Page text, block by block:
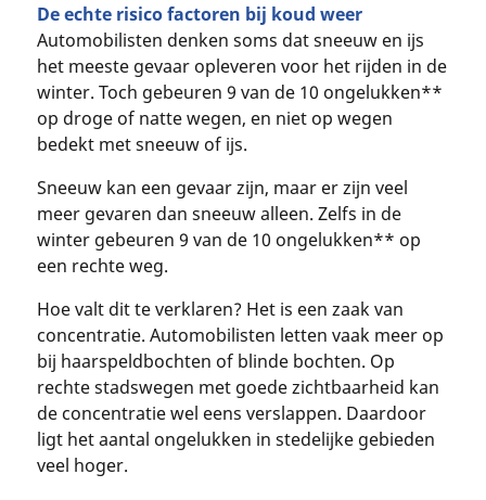
De echte risico factoren bij koud weer
Automobilisten denken soms dat sneeuw en ijs
het meeste gevaar opleveren voor het rijden in de
winter. Toch gebeuren 9 van de 10 ongelukken**
op droge of natte wegen, en niet op wegen
bedekt met sneeuw of ijs.
Sneeuw kan een gevaar zijn, maar er zijn veel
meer gevaren dan sneeuw alleen. Zelfs in de
winter gebeuren 9 van de 10 ongelukken** op
een rechte weg.
Hoe valt dit te verklaren? Het is een zaak van
concentratie. Automobilisten letten vaak meer op
bij haarspeldbochten of blinde bochten. Op
rechte stadswegen met goede zichtbaarheid kan
de concentratie wel eens verslappen. Daardoor
ligt het aantal ongelukken in stedelijke gebieden
veel hoger.